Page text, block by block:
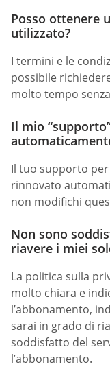
Posso ottenere
utilizzato?
I termini e le
possibile
molto tempo
Il mio
Il tuo supporto
rinnovato
non modifichi
Non sono
riavere i miei
La politica sulla
molto chiara e
l’abbonamento,
sarai in grado di
soddisfatto del
l’abbonamento.